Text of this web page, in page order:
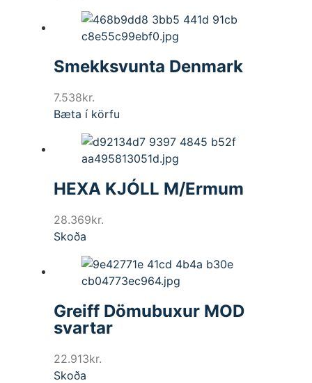
Smekksvunta Denmark
7.538kr.
Bæta í körfu
HEXA KJÓLL M/Ermum
28.369kr.
Skoða
Greiff Dömubuxur MOD
svartar
22.913kr.
Skoða